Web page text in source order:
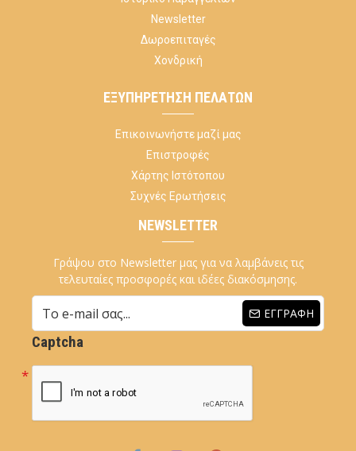
Newsletter
Δωροεπιταγές
Χονδρική
ΕΞΥΠΗΡΈΤΗΣΗ ΠΕΛΑΤΏΝ
Επικοινωνήστε μαζί μας
Επιστροφές
Χάρτης Ιστότοπου
Συχνές Ερωτήσεις
NEWSLETTER
Γράψου στο Newsletter μας για να λαμβάνεις τις
τελευταίες προσφορές και ιδέες διακόσμησης.
ΕΓΓΡΑΦΉ
Captcha